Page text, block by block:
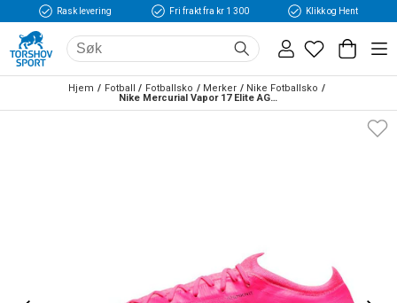
Rask levering Fri frakt fra kr 1 300 Klikk og Hent
Hjem Fotball Fotballsko Merker
Nike Fotballsko
Nike Mercurial Vapor 17 Elite AG-Pro Fotballsko Breakout